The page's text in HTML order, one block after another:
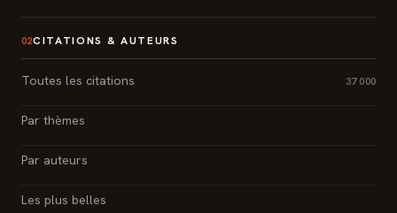
02CITATIONS & AUTEURS
Toutes les citations 37 000
Par thèmes
Par auteurs
Les plus belles